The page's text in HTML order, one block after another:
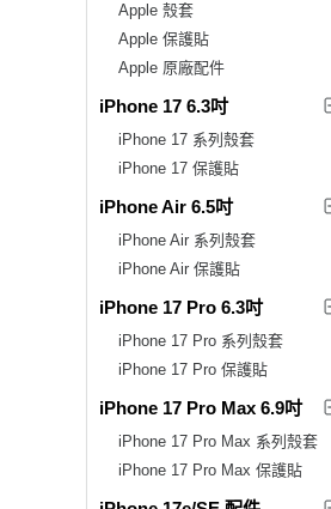
Apple 殼套
Apple 保護貼
Apple 原廠配件
iPhone 17 6.3吋
iPhone 17 系列殼套
iPhone 17 保護貼
iPhone Air 6.5吋
iPhone Air 系列殼套
iPhone Air 保護貼
iPhone 17 Pro 6.3吋
iPhone 17 Pro 系列殼套
iPhone 17 Pro 保護貼
iPhone 17 Pro Max 6.9吋
iPhone 17 Pro Max 系列殼套
iPhone 17 Pro Max 保護貼